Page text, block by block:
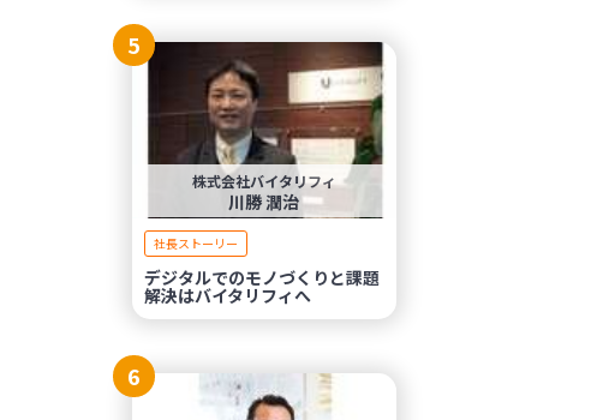
5
株式会社バイタリフィ
川勝 潤治
社長ストーリー
デジタルでのモノづくりと課題
解決はバイタリフィへ
6